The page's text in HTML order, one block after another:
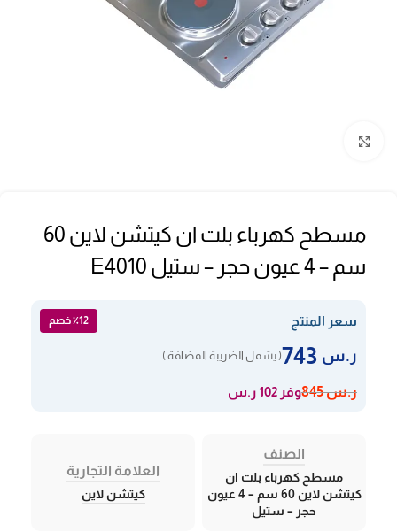
مسطح كهرباء بلت ان كيتشن لاين 60
سم – 4 عيون حجر – ستيل E4010
سعر المنتج ٪12 خصم
ر.س ( يشمل الضريبة المضافة )
ر.س845 وفر 102 ر.س
الصنف
مسطح كهرباء بلت ان
كيتشن لاين 60 سم – 4 عيون
حجر – ستيل
العلامة التجارية
كيتشن لاين